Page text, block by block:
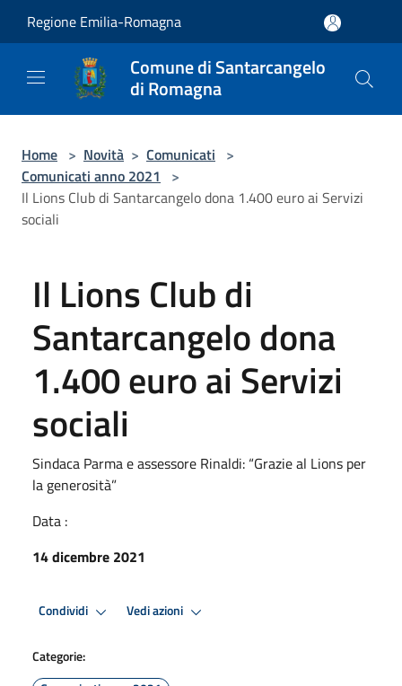
Regione Emilia-Romagna
Comune di Santarcangelo
di Romagna
Home > Novità > Comunicati >
Comunicati anno 2021
>
Il Lions Club di Santarcangelo dona 1.400 euro ai Servizi
sociali
Il Lions Club di
Santarcangelo dona
1.400 euro ai Servizi
sociali
Sindaca Parma e assessore Rinaldi: “Grazie al Lions per
la generosità”
Data :
14 dicembre 2021
Condividi Vedi azioni
Categorie: